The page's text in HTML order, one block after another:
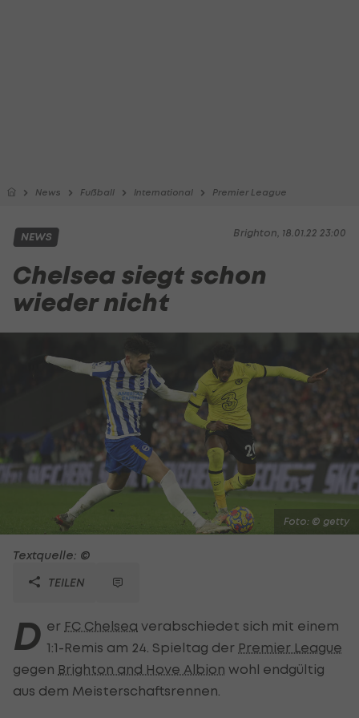
News Fußball International Premier League
Brighton, 18.01.22 23:00
NEWS
Chelsea siegt schon
wieder nicht
Foto: © getty
Textquelle: ©
TEILEN
D er FC Chelsea verabschiedet sich mit einem
1:1-Remis am 24. Spieltag der Premier League
gegen Brighton and Hove Albion wohl endgültig
aus dem Meisterschaftsrennen.